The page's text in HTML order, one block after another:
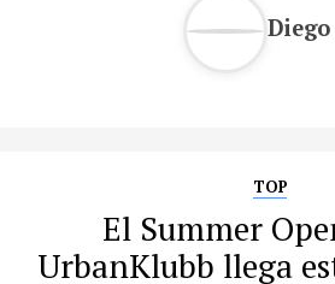
Diego
TOP
El Summer
UrbanKlubb llega